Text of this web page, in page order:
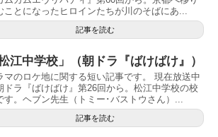
ことになったヒロインたちが川のそばにあ...
記事を読む
松江中学校」（朝ドラ『ばけばけ』）
マのロケ地に関する短い記事です。 現在放送中
ドラ『ばけばけ』第26回から。松江中学校の校
す。ヘブン先生（トミー･バストウさん）...
記事を読む